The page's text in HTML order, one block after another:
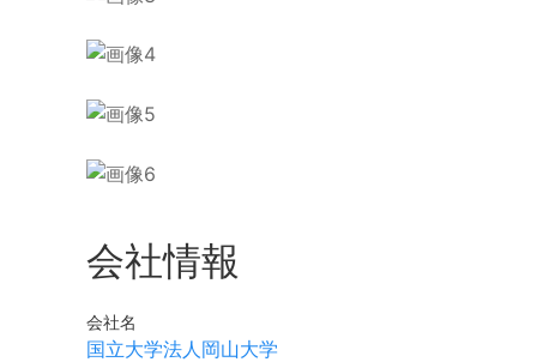
会社情報
会社名
国立大学法人岡山大学